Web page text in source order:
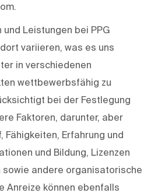
Leistungen bei PPG
variieren, was es uns
in verschiedenen
wettbewerbsfähig zu
bei der Festlegung
Faktoren, darunter, aber
Fähigkeiten, Erfahrung und
und Bildung, Lizenzen
sowie andere organisatorische
Anreize können ebenfalls